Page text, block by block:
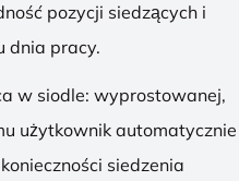
pozycji siedzących i
dnia pracy.
w siodle: wyprostowanej,
użytkownik automatycznie
siedzenia